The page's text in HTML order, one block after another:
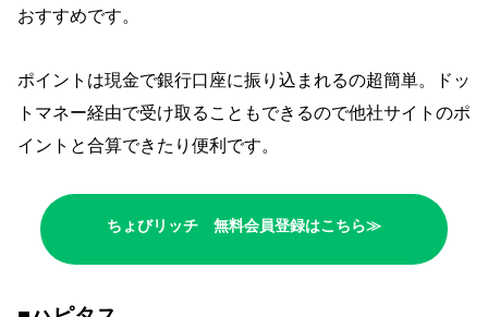
おすすめです。
ポイントは現金で銀行口座に振り込まれるの超簡単。ドッ
トマネー経由で受け取ることもできるので他社サイトのポ
イントと合算できたり便利です。
ちょびリッチ 無料会員登録はこちら≫